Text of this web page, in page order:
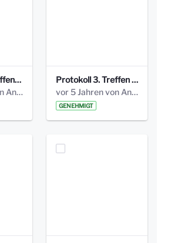
Protokoll 4. Treffen_20141113 AG Bismarckplatz.pdf
vor 5 Jahren von Anni Schlumberger
Protokoll 3. Treffen 20141016 AG Bismarckplatz.pdf
vor 5 Jahren von Anni Schlumberger
GENEHMIGT